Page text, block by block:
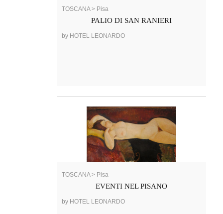
TOSCANA > Pisa
PALIO DI SAN RANIERI
by HOTEL LEONARDO
TOSCANA > Pisa
EVENTI NEL PISANO
by HOTEL LEONARDO